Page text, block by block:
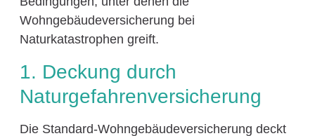
Wohngebäudeversicherung bei
Naturkatastrophen greift.
1. Deckung durch
Naturgefahrenversicherung
Die Standard-Wohngebäudeversicherung deckt